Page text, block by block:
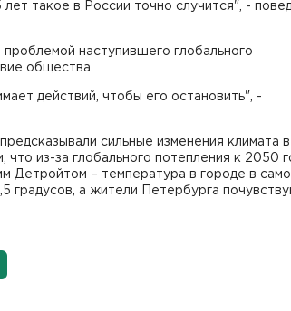
такое в России точно случится", -
наступившего глобального
общества.
действий, чтобы его остановить", -
сильные изменения климата в
из-за глобального потепления к 2050
Детройтом – температура в городе в
градусов, а жители Петербурга